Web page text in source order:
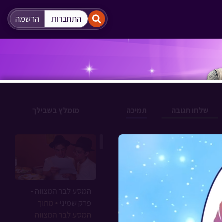
התחברות הרשמה
מומלץ בשבילך תמיכה שלחו תגובה
המסע לבר המצווה -
פרק שמיני